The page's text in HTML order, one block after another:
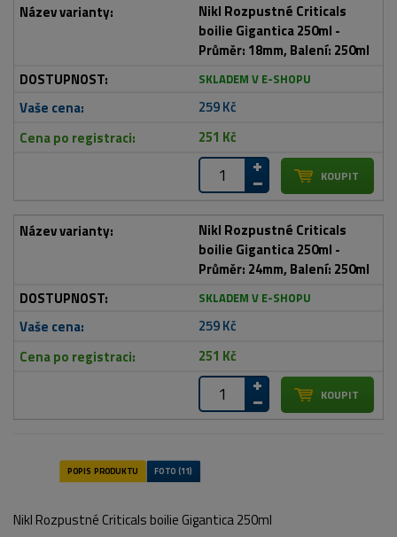
Nikl Rozpustné Criticals
boilie Gigantica 250ml -
Průměr: 18mm, Balení: 250ml
SKLADEM V E-SHOPU
259 Kč
251 Kč
Nikl Rozpustné Criticals
boilie Gigantica 250ml -
Průměr: 24mm, Balení: 250ml
SKLADEM V E-SHOPU
259 Kč
251 Kč
Nikl Rozpustné Criticals boilie Gigantica 250ml